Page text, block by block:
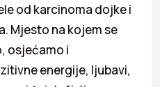
od karcinoma dojke i
Mjesto na kojem se
osjećamo i
energije, ljubavi,